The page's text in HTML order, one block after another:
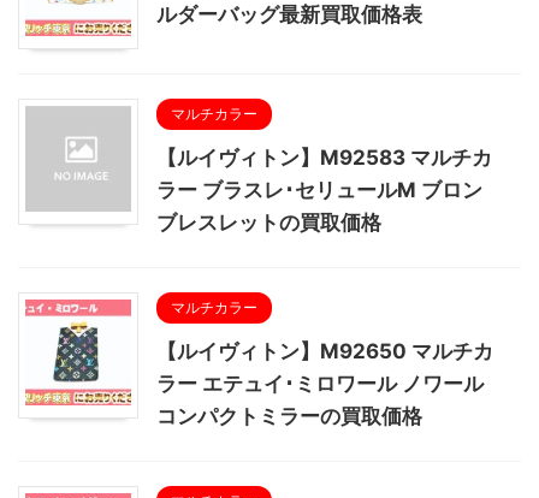
ルダーバッグ最新買取価格表
マルチカラー
【ルイヴィトン】M92583 マルチカ
ラー ブラスレ･セリュールM ブロン
ブレスレットの買取価格
マルチカラー
【ルイヴィトン】M92650 マルチカ
ラー エテュイ･ミロワール ノワール
コンパクトミラーの買取価格